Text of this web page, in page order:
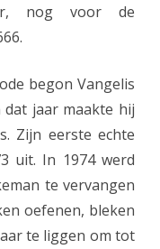
nog voor de
begon Vangelis
dat jaar maakte hij
Zijn eerste echte
uit. In 1974 werd
te vervangen
oefenen, bleken
te liggen om tot